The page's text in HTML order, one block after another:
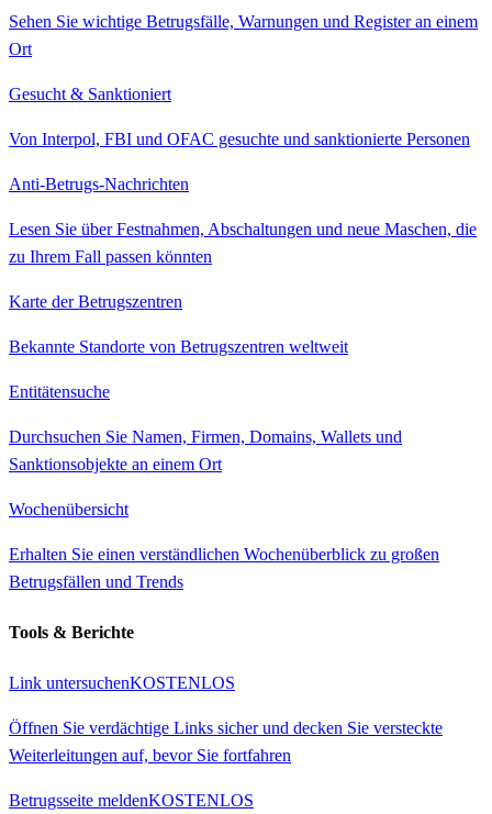
Sehen Sie wichtige Betrugsfälle, Warnungen und Register an einem
Ort
Gesucht & Sanktioniert
Von Interpol, FBI und OFAC gesuchte und sanktionierte Personen
Anti-Betrugs-Nachrichten
Lesen Sie über Festnahmen, Abschaltungen und neue Maschen, die
zu Ihrem Fall passen könnten
Karte der Betrugszentren
Bekannte Standorte von Betrugszentren weltweit
Entitätensuche
Durchsuchen Sie Namen, Firmen, Domains, Wallets und
Sanktionsobjekte an einem Ort
Wochenübersicht
Erhalten Sie einen verständlichen Wochenüberblick zu großen
Betrugsfällen und Trends
Tools & Berichte
Link untersuchenKOSTENLOS
Öffnen Sie verdächtige Links sicher und decken Sie versteckte
Weiterleitungen auf, bevor Sie fortfahren
Betrugsseite meldenKOSTENLOS